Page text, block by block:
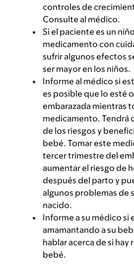
controles de
Consulte al médico.
Si el paciente es un
medicamento con
sufrir algunos efectos
ser mayor en los niños.
Informe al médico si
es posible que lo esté
embarazada mientras
medicamento. Tendrá
de los riesgos y
bebé. Tomar este
tercer trimestre del
aumentar el riesgo de
después del parto y
algunos problemas de
nacido.
Informe a su médico si
amamantando a su
hablar acerca de si hay
bebé.